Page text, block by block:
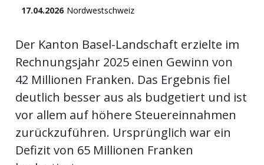
Stellen
Paper
App
17.04.2026 Nordwestschweiz
Der Kanton Basel-Landschaft erzielte im
Rechnungsjahr 2025 einen Gewinn von
42 Millionen Franken. Das Ergebnis fiel
deutlich besser aus als budgetiert und ist
vor allem auf höhere Steuereinnahmen
zurückzuführen. Ursprünglich war ein
Defizit von 65 Millionen Franken